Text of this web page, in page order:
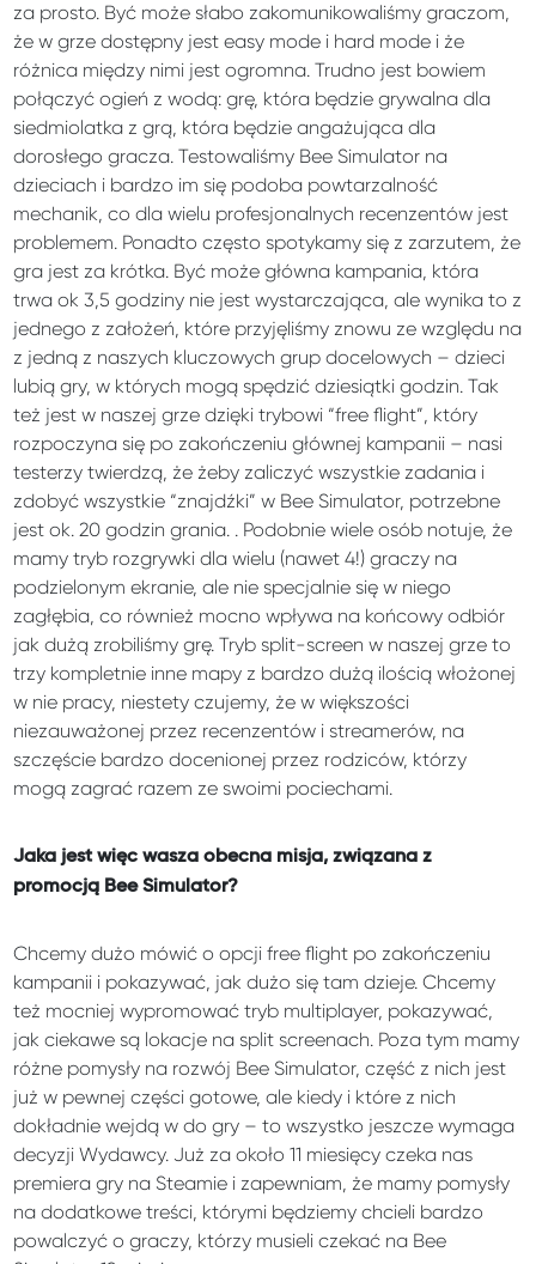
za prosto. Być może słabo zakomunikowaliśmy graczom,
że w grze dostępny jest easy mode i hard mode i że
różnica między nimi jest ogromna. Trudno jest bowiem
połączyć ogień z wodą: grę, która będzie grywalna dla
siedmiolatka z grą, która będzie angażująca dla
dorosłego gracza. Testowaliśmy Bee Simulator na
dzieciach i bardzo im się podoba powtarzalność
mechanik, co dla wielu profesjonalnych recenzentów jest
problemem. Ponadto często spotykamy się z zarzutem, że
gra jest za krótka. Być może główna kampania, która
trwa ok 3,5 godziny nie jest wystarczająca, ale wynika to z
jednego z założeń, które przyjęliśmy znowu ze względu na
z jedną z naszych kluczowych grup docelowych – dzieci
lubią gry, w których mogą spędzić dziesiątki godzin. Tak
też jest w naszej grze dzięki trybowi “free flight”, który
rozpoczyna się po zakończeniu głównej kampanii – nasi
testerzy twierdzą, że żeby zaliczyć wszystkie zadania i
zdobyć wszystkie “znajdźki” w Bee Simulator, potrzebne
jest ok. 20 godzin grania. . Podobnie wiele osób notuje, że
mamy tryb rozgrywki dla wielu (nawet 4!) graczy na
podzielonym ekranie, ale nie specjalnie się w niego
zagłębia, co również mocno wpływa na końcowy odbiór
jak dużą zrobiliśmy grę. Tryb split-screen w naszej grze to
trzy kompletnie inne mapy z bardzo dużą ilością włożonej
w nie pracy, niestety czujemy, że w większości
niezauważonej przez recenzentów i streamerów, na
szczęście bardzo docenionej przez rodziców, którzy
mogą zagrać razem ze swoimi pociechami.
Jaka jest więc wasza obecna misja, związana z
promocją Bee Simulator?
Chcemy dużo mówić o opcji free flight po zakończeniu
kampanii i pokazywać, jak dużo się tam dzieje. Chcemy
też mocniej wypromować tryb multiplayer, pokazywać,
jak ciekawe są lokacje na split screenach. Poza tym mamy
różne pomysły na rozwój Bee Simulator, część z nich jest
już w pewnej części gotowe, ale kiedy i które z nich
dokładnie wejdą w do gry – to wszystko jeszcze wymaga
decyzji Wydawcy. Już za około 11 miesięcy czeka nas
premiera gry na Steamie i zapewniam, że mamy pomysły
na dodatkowe treści, którymi będziemy chcieli bardzo
powalczyć o graczy, którzy musieli czekać na Bee